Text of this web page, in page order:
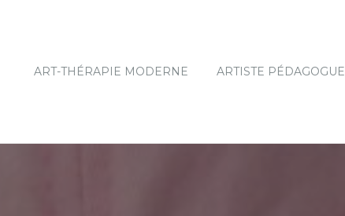
ART-THÉRAPIE MODERNE ARTISTE PÉDAGOGUE